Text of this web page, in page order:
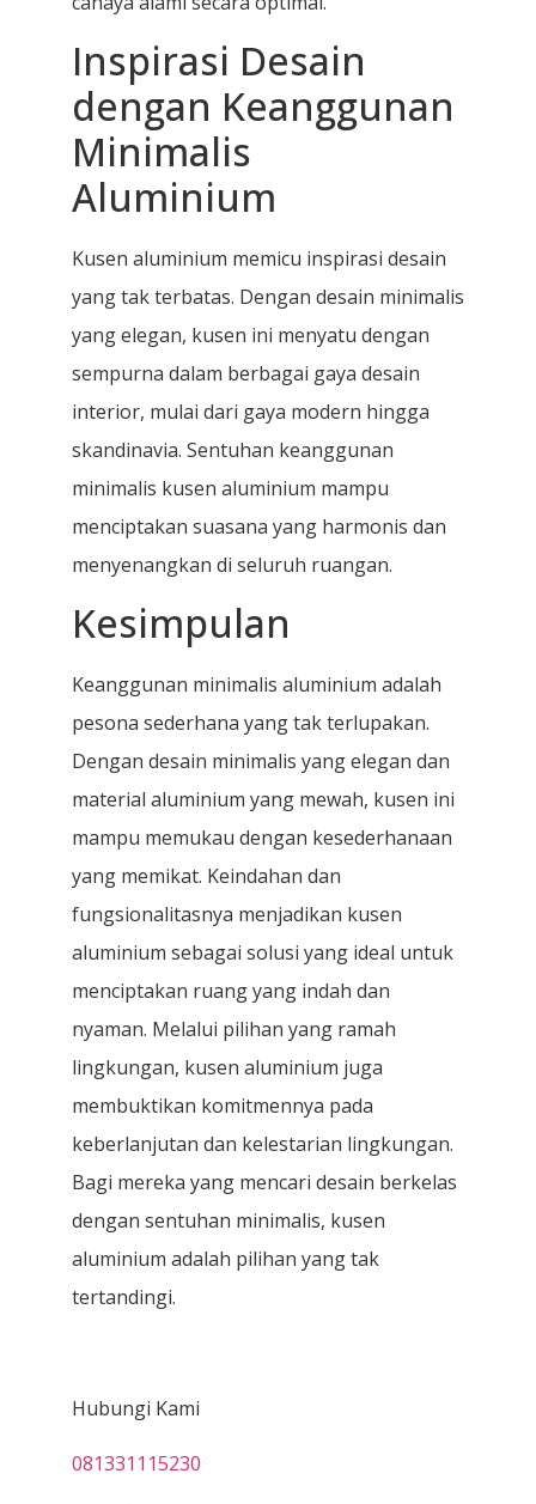
Inspirasi Desain
dengan Keanggunan
Minimalis
Aluminium
Kusen aluminium memicu inspirasi desain
yang tak terbatas. Dengan desain minimalis
yang elegan, kusen ini menyatu dengan
sempurna dalam berbagai gaya desain
interior, mulai dari gaya modern hingga
skandinavia. Sentuhan keanggunan
minimalis kusen aluminium mampu
menciptakan suasana yang harmonis dan
menyenangkan di seluruh ruangan.
Kesimpulan
Keanggunan minimalis aluminium adalah
pesona sederhana yang tak terlupakan.
Dengan desain minimalis yang elegan dan
material aluminium yang mewah, kusen ini
mampu memukau dengan kesederhanaan
yang memikat. Keindahan dan
fungsionalitasnya menjadikan kusen
aluminium sebagai solusi yang ideal untuk
menciptakan ruang yang indah dan
nyaman. Melalui pilihan yang ramah
lingkungan, kusen aluminium juga
membuktikan komitmennya pada
keberlanjutan dan kelestarian lingkungan.
Bagi mereka yang mencari desain berkelas
dengan sentuhan minimalis, kusen
aluminium adalah pilihan yang tak
tertandingi.
Hubungi Kami
081331115230